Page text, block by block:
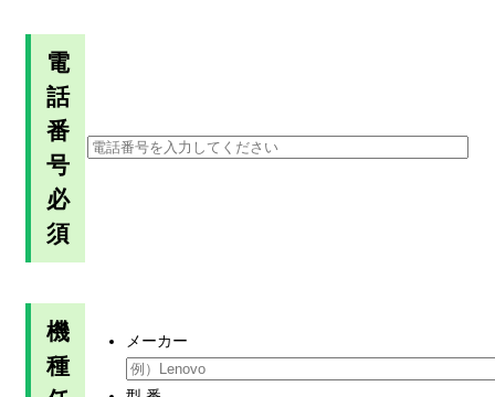
電
話
番
号
必
須
機
種
メーカー